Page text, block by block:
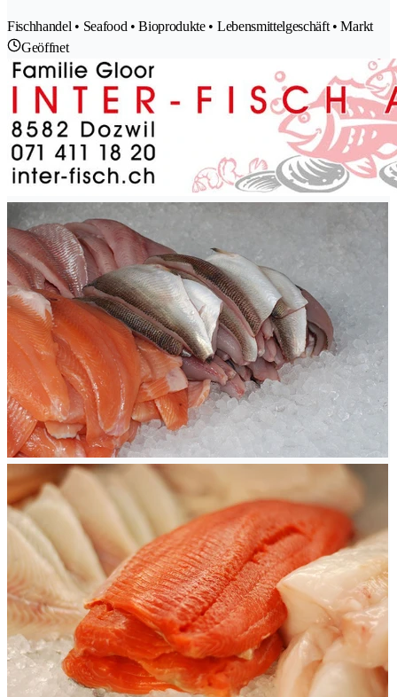
Fischhandel • Seafood • Bioprodukte • Lebensmittelgeschäft • Markt
Geöffnet